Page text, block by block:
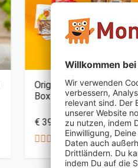
Original DDR Süßigkeiten
Box
€ 39,95